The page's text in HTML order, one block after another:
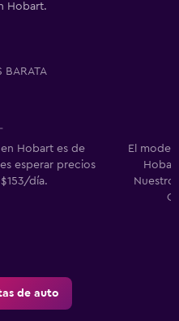
Hobart.
BARATA
Hobart es de
esperar precios
día.
El
de auto